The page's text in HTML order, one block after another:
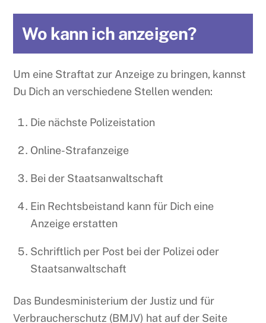
Wo kann ich anzeigen?
Um eine Straftat zur Anzeige zu bringen, kannst
Du Dich an verschiedene Stellen wenden:
Die nächste Polizeistation
Online-Strafanzeige
Bei der Staatsanwaltschaft
Ein Rechtsbeistand kann für Dich eine
Anzeige erstatten
Schriftlich per Post bei der Polizei oder
Staatsanwaltschaft
Das Bundesministerium der Justiz und für
Verbraucherschutz (BMJV) hat auf der Seite